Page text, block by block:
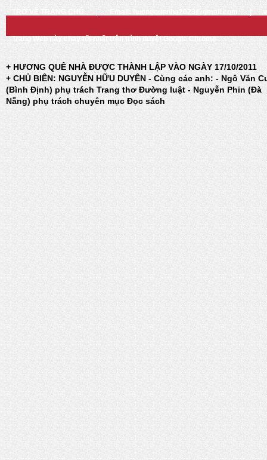
TRỞ VỀ TRANG CHỦ Email: huongquenha2023@gmail.com
Trang Web này chạy tốt nhất trên trình duyệt Google Chrome
+ HƯƠNG QUÊ NHÀ ĐƯỢC THÀNH LẬP VÀO NGÀY 17/10/2011
+ CHỦ BIÊN: NGUYỄN HỮU DUYÊN - Cùng các anh: - Ngô Văn
(Bình Định) phụ trách Trang thơ Đường luật - Nguyễn Phin (Đà
Nẵng) phụ trách chuyên mục Đọc sách